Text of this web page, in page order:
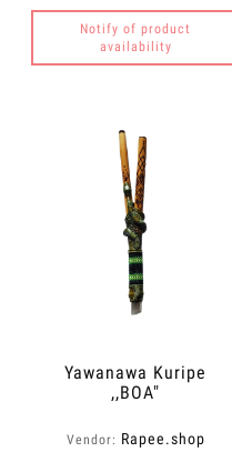
Notify of product
availability
Yawanawa Kuripe
,,BOA"
Vendor: Rapee.shop